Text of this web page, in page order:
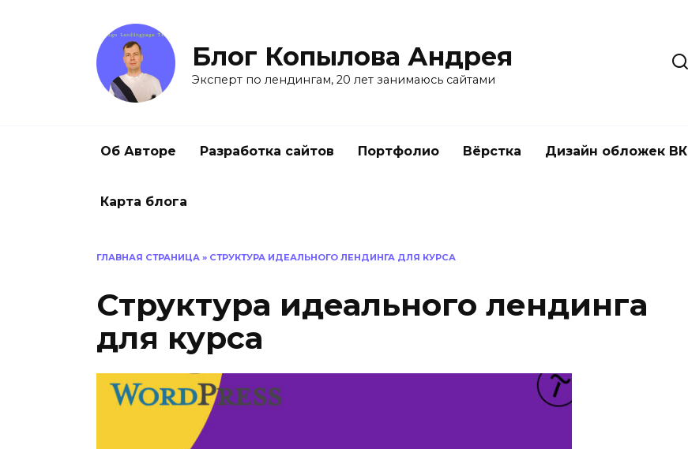
Блог Копылова Андрея
Эксперт по лендингам, 20 лет занимаюсь сайтами
Об Авторе Разработка сайтов Портфолио Вёрстка Дизайн обложек ВК
Карта блога
ГЛАВНАЯ СТРАНИЦА » СТРУКТУРА ИДЕАЛЬНОГО ЛЕНДИНГА ДЛЯ КУРСА
Структура идеального лендинга
для курса